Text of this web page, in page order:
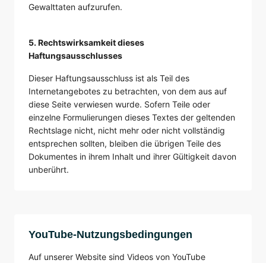
Gewalttaten aufzurufen.
5. Rechtswirksamkeit dieses
Haftungsausschlusses
Dieser Haftungsausschluss ist als Teil des
Internetangebotes zu betrachten, von dem aus auf
diese Seite verwiesen wurde. Sofern Teile oder
einzelne Formulierungen dieses Textes der geltenden
Rechtslage nicht, nicht mehr oder nicht vollständig
entsprechen sollten, bleiben die übrigen Teile des
Dokumentes in ihrem Inhalt und ihrer Gültigkeit davon
unberührt.
YouTube-Nutzungsbedingungen
Auf unserer Website sind Videos von YouTube